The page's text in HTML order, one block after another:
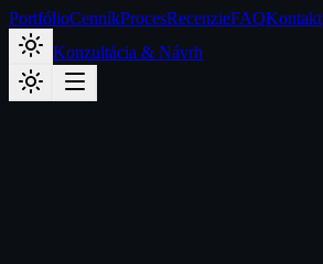
PortfólioCenníkProcesRecenzieFAQKontakt
Konzultácia & Návrh